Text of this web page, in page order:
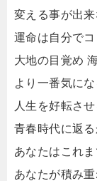
変える事が出
運命は自分で
大地の目覚め
より一番気に
人生を好転さ
青春時代に返
あなたはこれ
あなたが積み